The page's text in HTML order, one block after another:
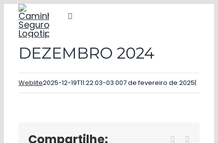
para
conteúdo
Alternar
COMUNIDADE
Eventos
DEZEMBRO 2024
Weblite2025-12-19T11:22:03-03:007 de fevereiro de 2025|
Compartilhe: Facebook